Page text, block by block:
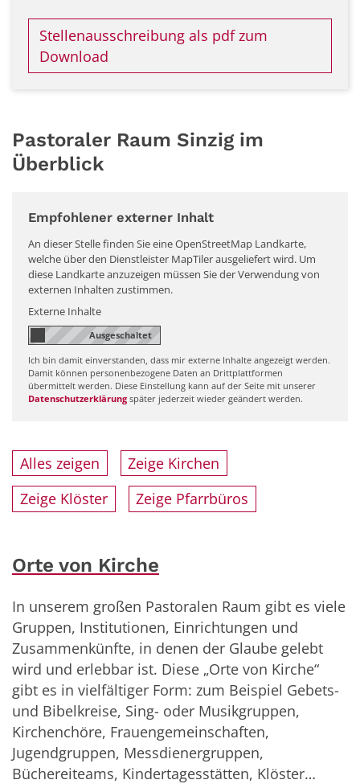
Stellenausschreibung als pdf zum
Download
Pastoraler Raum Sinzig im
Überblick
Empfohlener externer Inhalt
An dieser Stelle finden Sie eine OpenStreetMap Landkarte,
welche über den Dienstleister MapTiler ausgeliefert wird. Um
diese Landkarte anzuzeigen müssen Sie der Verwendung von
externen Inhalten zustimmen.
Externe Inhalte
Ich bin damit einverstanden, dass mir externe Inhalte angezeigt werden.
Damit können personenbezogene Daten an Drittplattformen
übermittelt werden. Diese Einstellung kann auf der Seite mit unserer
Datenschutzerklärung später jederzeit wieder geändert werden.
Alles zeigen
Zeige Kirchen
Zeige Klöster
Zeige Pfarrbüros
Orte von Kirche
In unserem großen Pastoralen Raum gibt es viele
Gruppen, Institutionen, Einrichtungen und
Zusammenkünfte, in denen der Glaube gelebt
wird und erlebbar ist. Diese „Orte von Kirche“
gibt es in vielfältiger Form: zum Beispiel Gebets-
und Bibelkreise, Sing- oder Musikgruppen,
Kirchenchöre, Frauengemeinschaften,
Jugendgruppen, Messdienergruppen,
Büchereiteams, Kindertagesstätten, Klöster…